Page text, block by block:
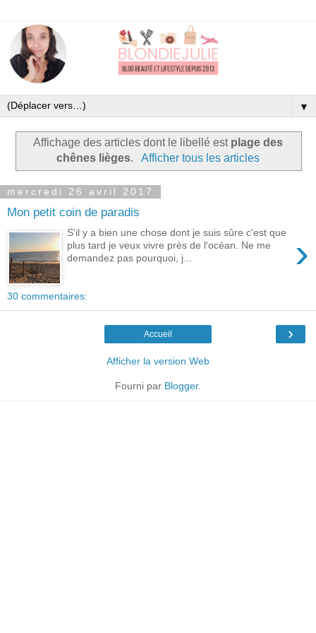
▼
Affichage des articles dont le libellé est plage des
chênes lièges. Afficher tous les articles
mercredi 26 avril 2017
Mon petit coin de paradis
›
S'il y a bien une chose dont je suis sûre c'est que
plus tard je veux vivre près de l'océan. Ne me
demandez pas pourquoi, j...
30 commentaires:
›
Accueil
Afficher la version Web
Fourni par Blogger.